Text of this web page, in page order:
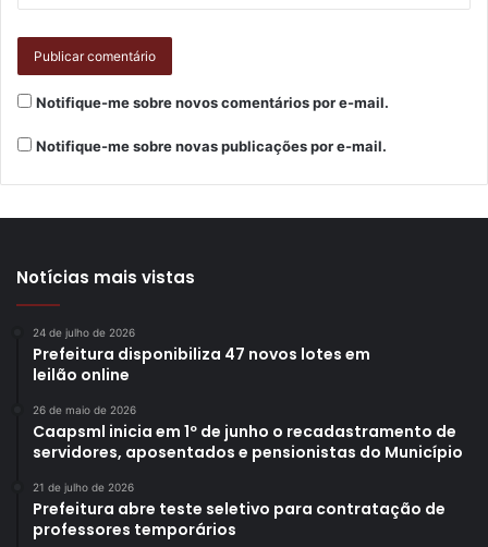
Seleção Brasileira
Notifique-me sobre novos comentários por e-mail.
Notifique-me sobre novas publicações por e-mail.
Notícias mais vistas
24 de julho de 2026
Prefeitura disponibiliza 47 novos lotes em
leilão online
26 de maio de 2026
Caapsml inicia em 1º de junho o recadastramento de
servidores, aposentados e pensionistas do Município
21 de julho de 2026
Prefeitura abre teste seletivo para contratação de
professores temporários